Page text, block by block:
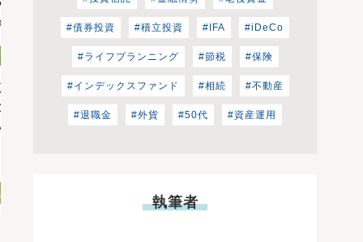
者向け】米国債の買
イド｜購入までの3
プをやさしく解説
リバランスは長期投資の鉄
#債券投資 #積立投資 #IFA #iDeCo
#ライフプランニング #節税 #保険
#インデックスファンド #相続 #不動産
#退職金 #外貨 #50代 #資産運用
執筆者